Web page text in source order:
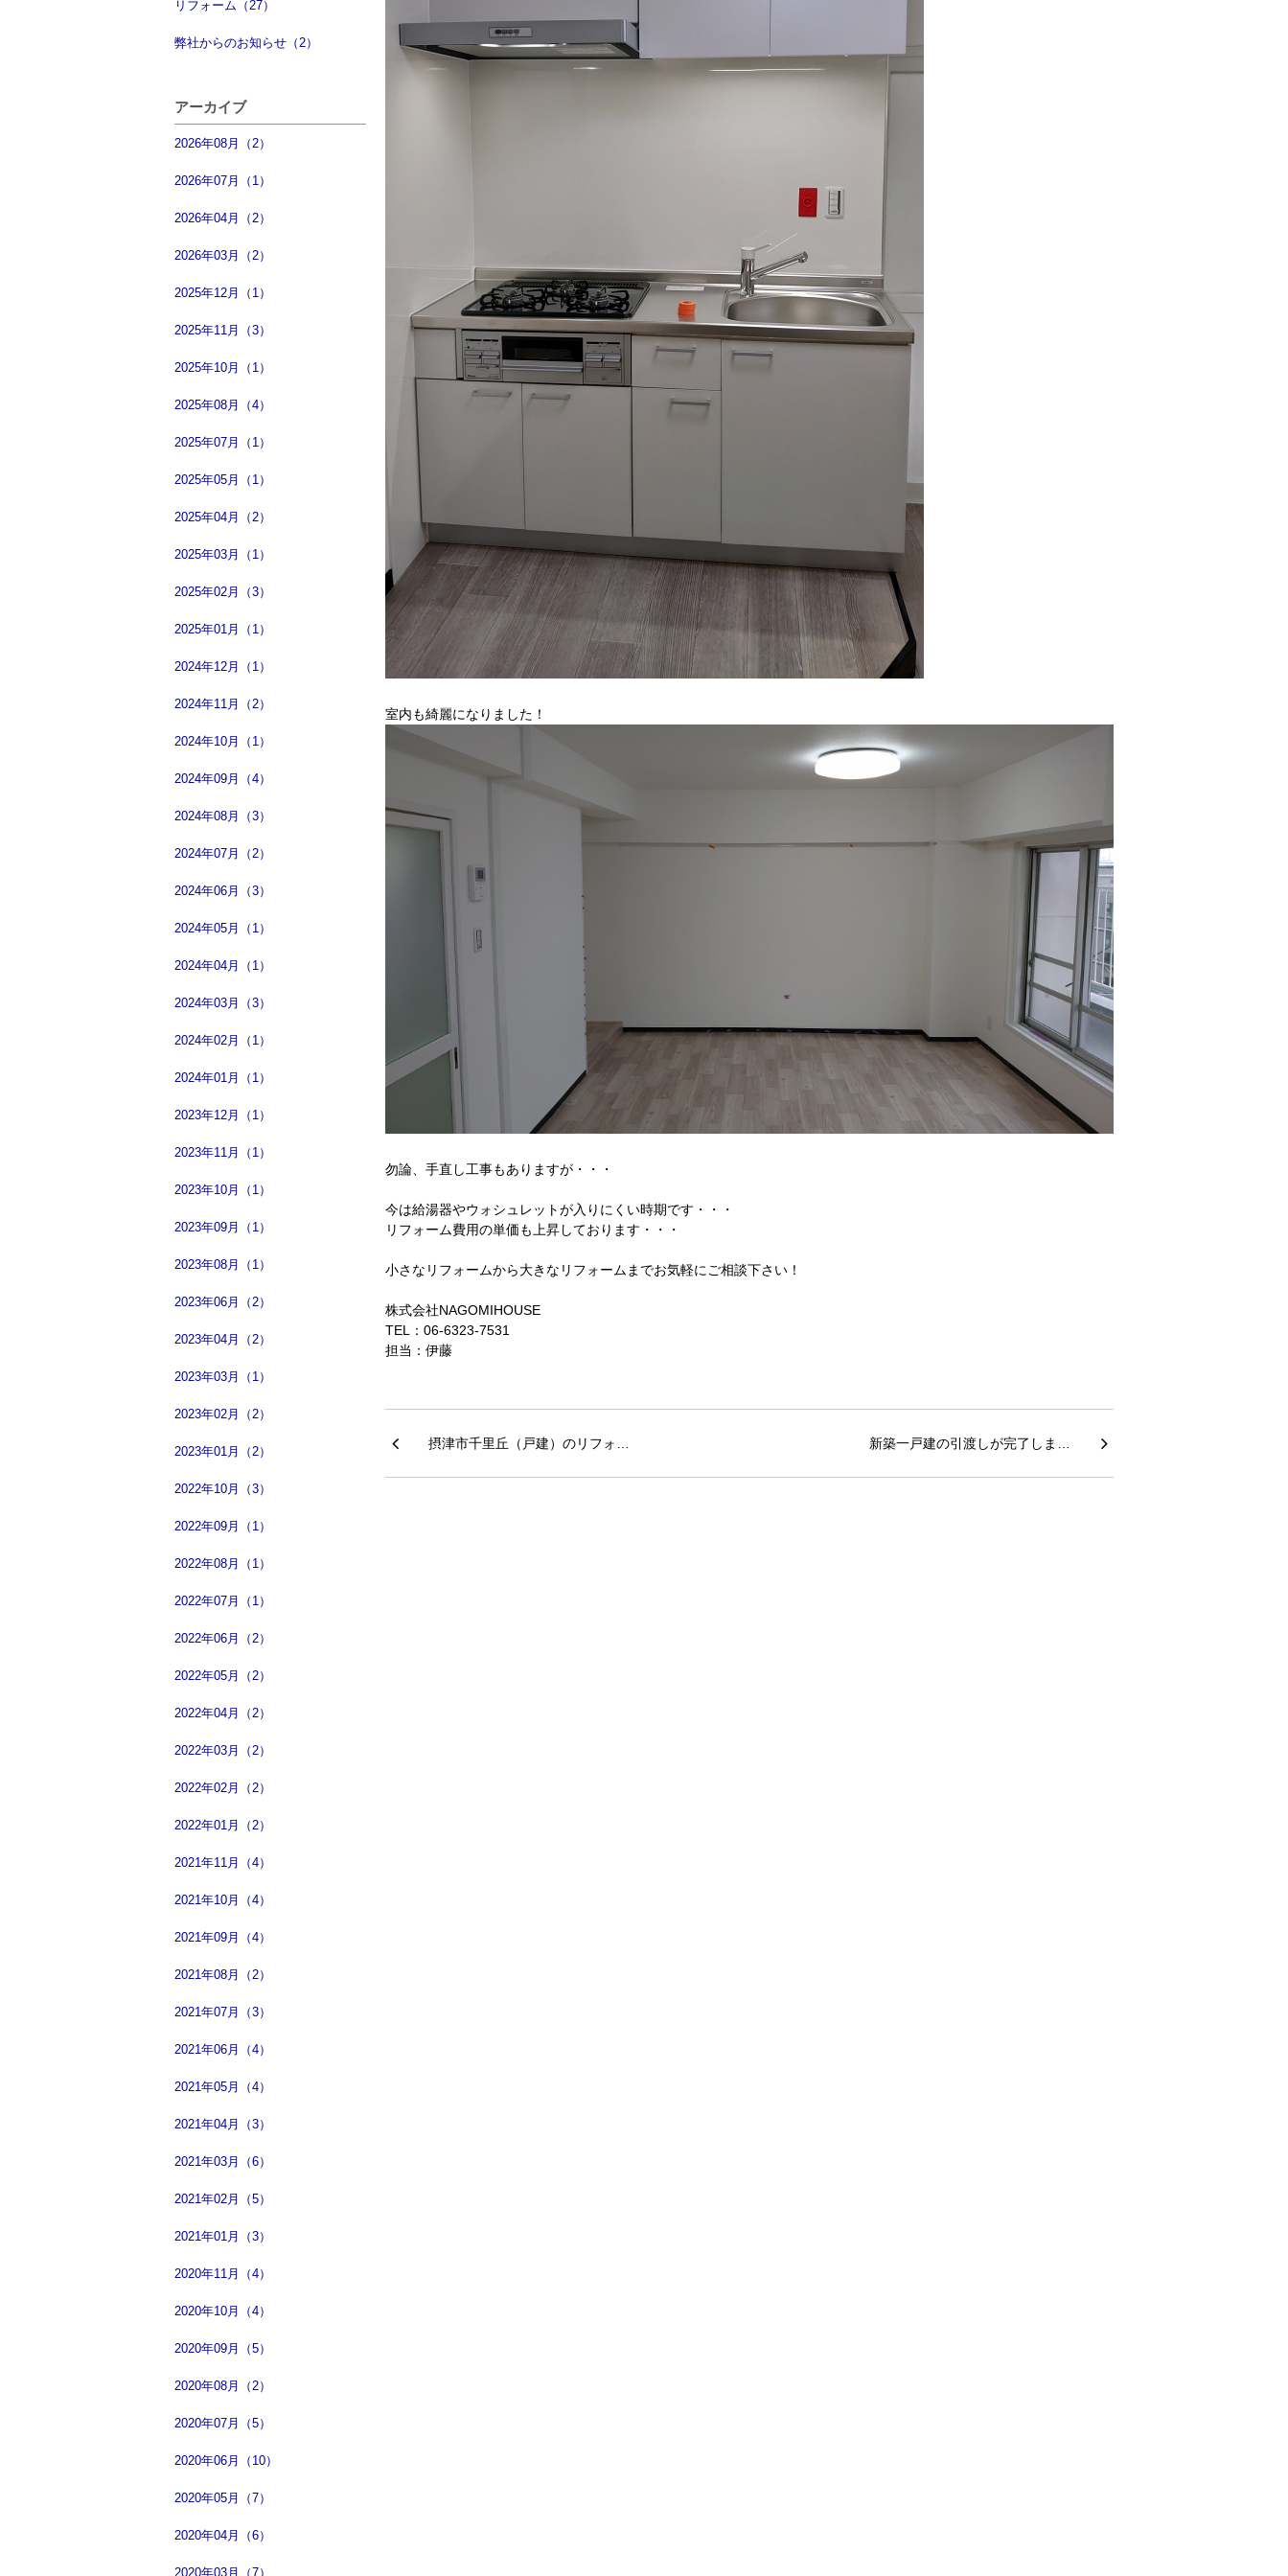
リフォーム（27）
弊社からのお知らせ（2）
アーカイブ
2026年08月（2）
2026年07月（1）
2026年04月（2）
2026年03月（2）
2025年12月（1）
2025年11月（3）
2025年10月（1）
2025年08月（4）
2025年07月（1）
2025年05月（1）
2025年04月（2）
2025年03月（1）
2025年02月（3）
2025年01月（1）
2024年12月（1）
2024年11月（2）
2024年10月（1）
2024年09月（4）
2024年08月（3）
2024年07月（2）
2024年06月（3）
2024年05月（1）
2024年04月（1）
2024年03月（3）
2024年02月（1）
2024年01月（1）
2023年12月（1）
2023年11月（1）
2023年10月（1）
2023年09月（1）
2023年08月（1）
2023年06月（2）
2023年04月（2）
2023年03月（1）
2023年02月（2）
2023年01月（2）
2022年10月（3）
2022年09月（1）
2022年08月（1）
2022年07月（1）
2022年06月（2）
2022年05月（2）
2022年04月（2）
2022年03月（2）
2022年02月（2）
2022年01月（2）
2021年11月（4）
2021年10月（4）
2021年09月（4）
2021年08月（2）
2021年07月（3）
2021年06月（4）
2021年05月（4）
2021年04月（3）
2021年03月（6）
2021年02月（5）
2021年01月（3）
2020年11月（4）
2020年10月（4）
2020年09月（5）
2020年08月（2）
2020年07月（5）
2020年06月（10）
2020年05月（7）
2020年04月（6）
2020年03月（7）
室内も綺麗になりました！
勿論、手直し工事もありますが・・・
今は給湯器やウォシュレットが入りにくい時期です・・・
リフォーム費用の単価も上昇しております・・・
小さなリフォームから大きなリフォームまでお気軽にご相談下さい！
株式会社NAGOMIHOUSE
TEL：06-6323-7531
担当：伊藤
摂津市千里丘（戸建）のリフォ… 新築一戸建の引渡しが完了しま…